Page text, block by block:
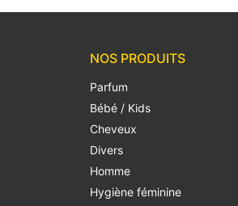
NOS PRODUITS
Parfum
Bébé / Kids
Cheveux
Divers
Homme
Hygiène féminine